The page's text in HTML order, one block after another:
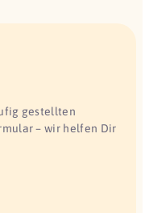
gestellten
– wir helfen Dir